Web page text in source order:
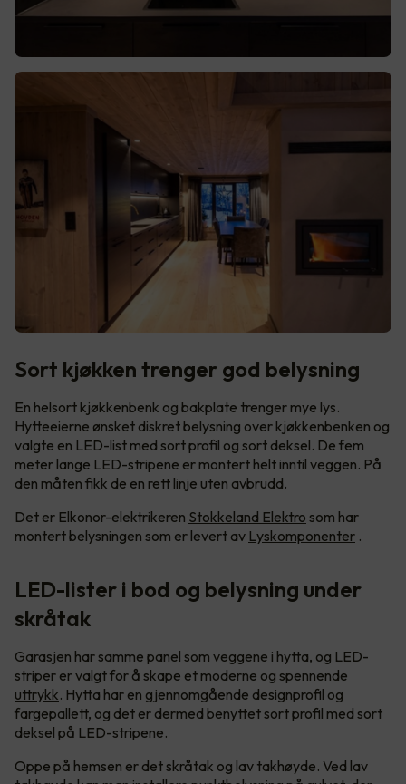
Sort kjøkken trenger god belysning
En helsort kjøkkenbenk og bakplate trenger mye lys.
Hytteeierne ønsket diskret belysning over kjøkkenbenken og
valgte en LED-list med sort profil og sort deksel. De fem
meter lange LED-stripene er montert helt inntil veggen. På
den måten fikk de en rett linje uten avbrudd.
Det er Elkonor-elektrikeren Stokkeland Elektro som har
montert belysningen som er levert av Lyskomponenter .
LED-lister i bod og belysning under
skråtak
Garasjen har samme panel som veggene i hytta, og LED-
striper er valgt for å skape et moderne og spennende
uttrykk. Hytta har en gjennomgående designprofil og
fargepallett, og det er dermed benyttet sort profil med sort
deksel på LED-stripene.
Oppe på hemsen er det skråtak og lav takhøyde. Ved lav